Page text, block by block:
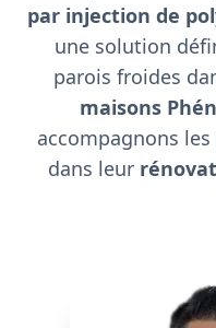
par injection de
une solution
parois froides
maisons
accompagnons
dans leur